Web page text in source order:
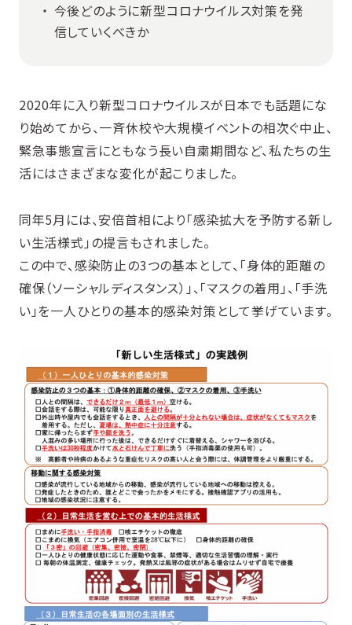
今後どのように新型コロナウイルス対策を発
信していくべきか
2020年に入り新型コロナウイルスが日本でも話題にな
り始めてから、一斉休校や大規模イベントの相次ぐ中止、
緊急事態宣言にともなう長い自粛期間など、私たちの生
活にはさまざまな変化が起こりました。
同年5月には、安倍首相により「感染拡大を予防する新し
い生活様式」の提言もされました。
この中で、感染防止の3つの基本として、「身体的距離の
確保（ソーシャルディスタンス）」、「マスクの着用」、「手洗
い」を一人ひとりの基本的感染対策として挙げています。